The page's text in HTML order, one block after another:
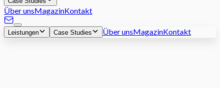
Über unsMagazinKontakt
Leistungen Case Studies Über unsMagazinKontakt